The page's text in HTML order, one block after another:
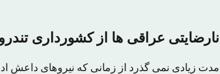
نارضایتی عراقی ها از کشورداری
مدت زیادی نمی گذرد از زمانی که نیروهای داعش